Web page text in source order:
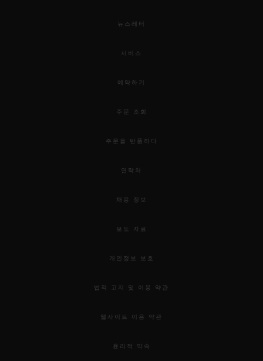
뉴스레터
서비스
예약하기
주문 조회
주문을 반품하다
연락처
채용 정보
보도 자료
개인정보 보호
법적 고지 및 이용 약관
웹사이트 이용 약관
윤리적 약속